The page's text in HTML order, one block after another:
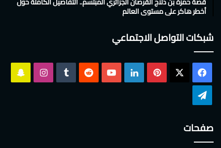
أخطر هاكر على مستوى العالم
شبكات التواصل الاجتماعي
فيسبوك بينتيريست لينكدإن ‫YouTube انستقرام
صفحات